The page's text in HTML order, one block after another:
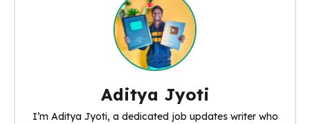
Aditya Jyoti
I’m Aditya Jyoti, a dedicated job updates writer who